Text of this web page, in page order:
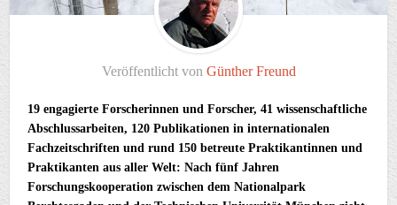
Veröffentlicht von Günther Freund
19 engagierte Forscherinnen und Forscher, 41 wissenschaftliche
Abschlussarbeiten, 120 Publikationen in internationalen
Fachzeitschriften und rund 150 betreute Praktikantinnen und
Praktikanten aus aller Welt: Nach fünf Jahren
Forschungskooperation zwischen dem Nationalpark